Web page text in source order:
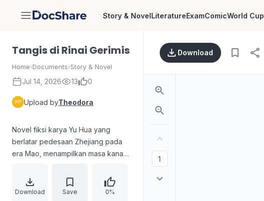
DocShare Story & NovelLiteratureExamComicWorld Cup
Tangis di Rinai Gerimis
Home›Documents›Story & Novel
Jul 14, 2026 13 0
Upload byTheodora
Novel fiksi karya Yu Hua yang
berlatar pedesaan Zhejiang pada
era Mao, menampilkan masa kanak-
sendu. Edisi terjemahan bahasa
Inggris oleh Allan H. Barr dan
Download Save 0%
Download